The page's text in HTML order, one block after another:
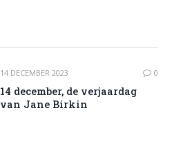
14 DECEMBER 2023 0
14 december, de verjaardag
van Jane Birkin